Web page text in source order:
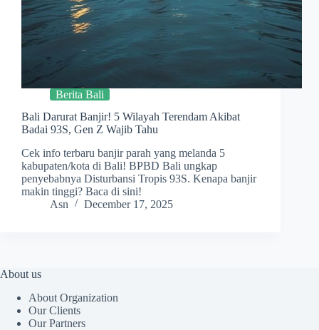
Berita Bali
Bali Darurat Banjir! 5 Wilayah Terendam Akibat
Badai 93S, Gen Z Wajib Tahu
Cek info terbaru banjir parah yang melanda 5
kabupaten/kota di Bali! BPBD Bali ungkap
penyebabnya Disturbansi Tropis 93S. Kenapa banjir
makin tinggi? Baca di sini!
Asn
December 17, 2025
About us
About Organization
Our Clients
Our Partners